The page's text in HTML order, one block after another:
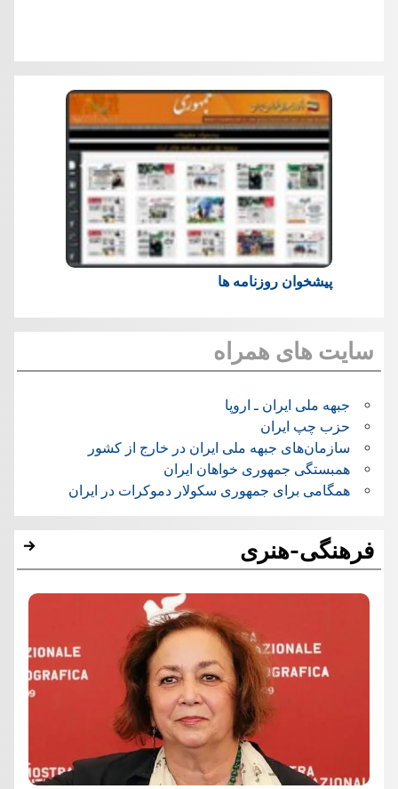
پیشخوان روزنامه ها
سایت های همراه
جبهه ملی ایران ـ اروپا
حزب چپ ایران
سازمان‌های جبهه ملی ایران در خارج از کشور
همبستگی جمهوری خواهان ایران
همگامی برای جمهوری سکولار دموکرات در ایران
فرهنگی-هنری